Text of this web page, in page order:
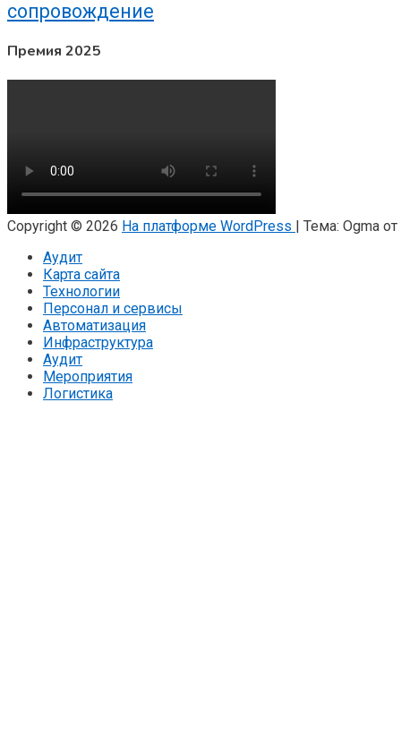
сопровождение
Премия 2025
Copyright © 2026 На платформе WordPress | Тема: Ogma от
Аудит
Карта сайта
Технологии
Персонал и сервисы
Автоматизация
Инфраструктура
Аудит
Мероприятия
Логистика